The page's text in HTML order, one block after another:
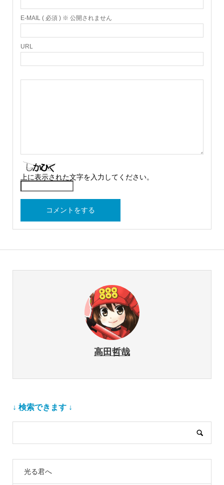
E-MAIL ( 必須 ) ※ 公開されません
URL
上に表示された文字を入力してください。
高田哲哉
↓ 検索できます ↓
光る君へ